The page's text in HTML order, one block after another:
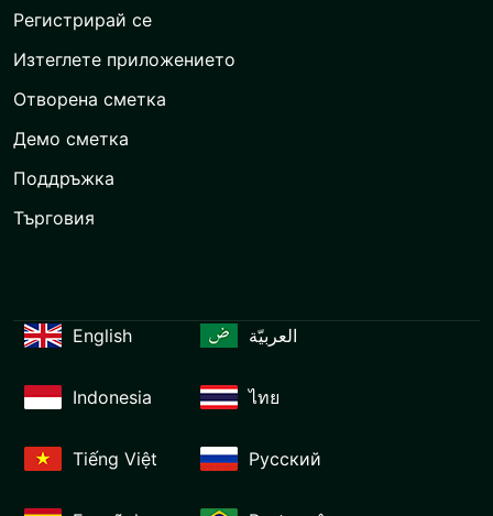
Регистрирай се
Изтеглете приложението
Отворена сметка
Демо сметка
Поддръжка
Търговия
English العربيّة
Indonesia ไทย
Tiếng Việt Русский